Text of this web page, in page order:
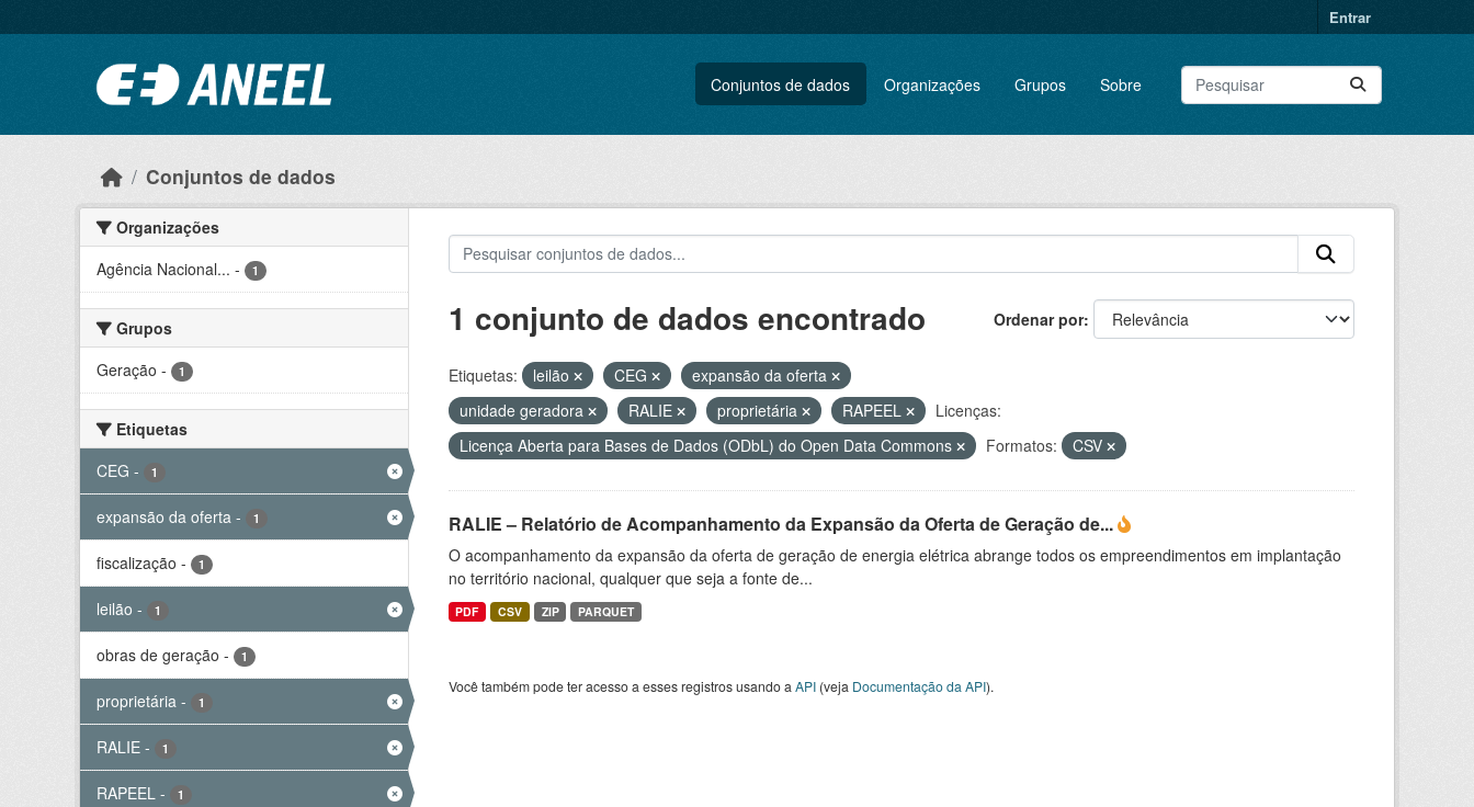
Entrar
Conjuntos de dados Organizações Grupos Sobre
Conjuntos de dados
Organizações
Agência Nacional... - 1
Grupos
Geração - 1
Etiquetas
CEG - 1
expansão da oferta - 1
fiscalização - 1
leilão - 1
obras de geração - 1
proprietária - 1
RALIE - 1
RAPEEL - 1
Ordenar por
1 conjunto de dados encontrado
Etiquetas: leilão CEG
expansão da oferta
unidade geradora
RALIE proprietária RAPEEL
Licenças:
Licença Aberta para Bases de Dados (ODbL) do Open Data Commons
Formatos: CSV
RALIE – Relatório de Acompanhamento da Expansão da Oferta de Geração de...
O acompanhamento da expansão da oferta de geração de energia elétrica abrange todos os empreendimentos em implantação
no território nacional, qualquer que seja a fonte de...
PDF CSV ZIP PARQUET
Você também pode ter acesso a esses registros usando a API(veja Documentação da API).